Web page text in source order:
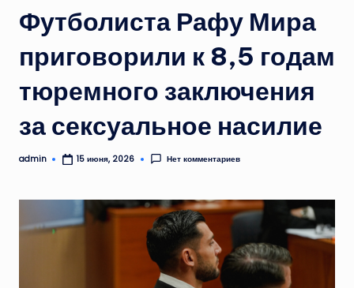
Футболиста Рафу Мира
приговорили к 8,5 годам
тюремного заключения
за сексуальное насилие
Запись
admin 15 июня, 2026 Нет комментариев